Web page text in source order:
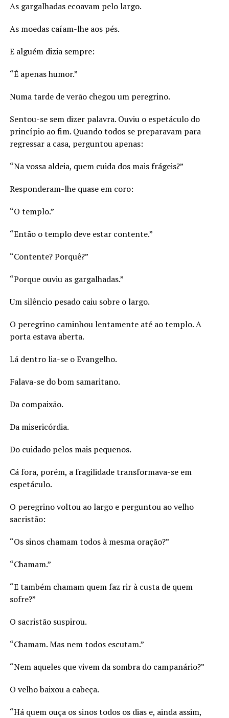
As gargalhadas ecoavam pelo largo.
As moedas caíam-lhe aos pés.
E alguém dizia sempre:
“É apenas humor.”
Numa tarde de verão chegou um peregrino.
Sentou-se sem dizer palavra. Ouviu o espetáculo do
princípio ao fim. Quando todos se preparavam para
regressar a casa, perguntou apenas:
“Na vossa aldeia, quem cuida dos mais frágeis?”
Responderam-lhe quase em coro:
“O templo.”
“Então o templo deve estar contente.”
“Contente? Porquê?”
“Porque ouviu as gargalhadas.”
Um silêncio pesado caiu sobre o largo.
O peregrino caminhou lentamente até ao templo. A
porta estava aberta.
Lá dentro lia-se o Evangelho.
Falava-se do bom samaritano.
Da compaixão.
Da misericórdia.
Do cuidado pelos mais pequenos.
Cá fora, porém, a fragilidade transformava-se em
espetáculo.
O peregrino voltou ao largo e perguntou ao velho
sacristão:
“Os sinos chamam todos à mesma oração?”
“Chamam.”
“E também chamam quem faz rir à custa de quem
sofre?”
O sacristão suspirou.
“Chamam. Mas nem todos escutam.”
“Nem aqueles que vivem da sombra do campanário?”
O velho baixou a cabeça.
“Há quem ouça os sinos todos os dias e, ainda assim,